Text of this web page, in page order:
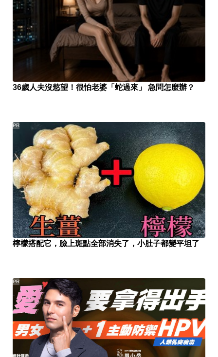
36歲人夫沒慾望！很怕老婆「蛇過來」 急問怎麼辦？
檸檬搭配它，臉上斑點全部消失了，小肚子都變平坦了
PR
PR